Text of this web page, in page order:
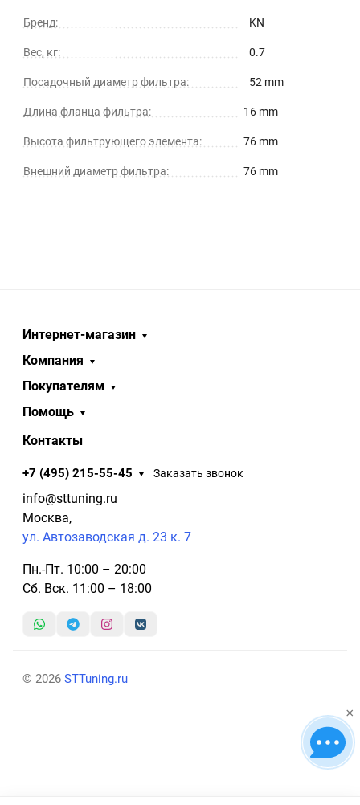
Бренд: KN
Вес, кг: 0.7
Посадочный диаметр фильтра: 52 mm
Длина фланца фильтра: 16 mm
Высота фильтрующего элемента: 76 mm
Внешний диаметр фильтра: 76 mm
Интернет-магазин
Компания
Покупателям
Помощь
Контакты
+7 (495) 215-55-45 Заказать звонок
info@sttuning.ru
Москва,
ул. Автозаводская д. 23 к. 7
Пн.-Пт. 10:00 – 20:00
Сб. Вск. 11:00 – 18:00
© 2026 STTuning.ru
×